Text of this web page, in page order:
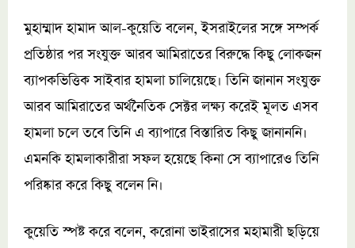
মুহাম্মাদ হামাদ আল-কুয়েতি বলেন, ইসরাইলের সঙ্গে সম্পর্ক
প্রতিষ্ঠার পর সংযুক্ত আরব আমিরাতের বিরুদ্ধে কিছু লোকজন
ব্যাপকভিত্তিক সাইবার হামলা চালিয়েছে। তিনি জানান সংযুক্ত
আরব আমিরাতের অর্থনৈতিক সেক্টর লক্ষ্য করেই মূলত এসব
হামলা চলে তবে তিনি এ ব্যাপারে বিস্তারিত কিছু জানাননি।
এমনকি হামলাকারীরা সফল হয়েছে কিনা সে ব্যাপারেও তিনি
পরিষ্কার করে কিছু বলেন নি।
কুয়েতি স্পষ্ট করে বলেন, করোনা ভাইরাসের মহামারী ছড়িয়ে